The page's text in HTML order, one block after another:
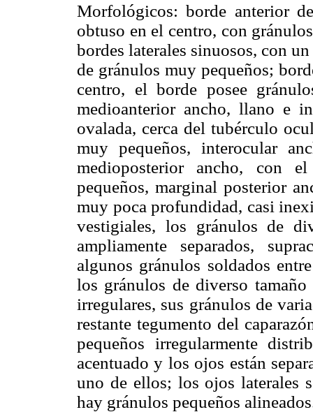
Morfológicos: borde anterior
obtuso en el centro, con
bordes laterales sinuosos, con
de gránulos muy pequeños;
centro, el borde posee
medioanterior ancho, llano e
ovalada, cerca del tubérculo
muy pequeños, interocular
medioposterior ancho, con
pequeños, marginal posterior
muy poca profundidad, casi
vestigiales, los gránulos de
ampliamente separados,
algunos gránulos soldados
los gránulos de diverso tamaño
irregulares, sus gránulos de
restante tegumento del
pequeños irregularmente
acentuado y los ojos están
uno de ellos; los ojos laterales
hay gránulos pequeños